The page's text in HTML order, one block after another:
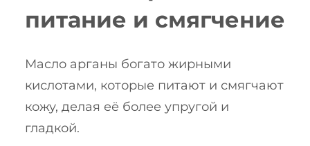
питание и смягчение
Масло арганы богато жирными
кислотами, которые питают и смягчают
кожу, делая её более упругой и
гладкой.